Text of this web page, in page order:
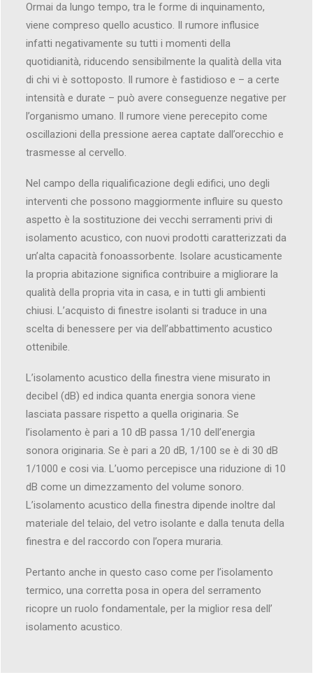
Ormai da lungo tempo, tra le forme di inquinamento,
viene compreso quello acustico. Il rumore influsice
infatti negativamente su tutti i momenti della
quotidianità, riducendo sensibilmente la qualità della vita
di chi vi è sottoposto. Il rumore è fastidioso e – a certe
intensità e durate – può avere conseguenze negative per
l’organismo umano. Il rumore viene perecepito come
oscillazioni della pressione aerea captate dall’orecchio e
trasmesse al cervello.
Nel campo della riqualificazione degli edifici, uno degli
interventi che possono maggiormente influire su questo
aspetto è la sostituzione dei vecchi serramenti privi di
isolamento acustico, con nuovi prodotti caratterizzati da
un’alta capacità fonoassorbente. Isolare acusticamente
la propria abitazione significa contribuire a migliorare la
qualità della propria vita in casa, e in tutti gli ambienti
chiusi. L’acquisto di finestre isolanti si traduce in una
scelta di benessere per via dell’abbattimento acustico
ottenibile.
L’isolamento acustico della finestra viene misurato in
decibel (dB) ed indica quanta energia sonora viene
lasciata passare rispetto a quella originaria. Se
l’isolamento è pari a 10 dB passa 1/10 dell’energia
sonora originaria. Se è pari a 20 dB, 1/100 se è di 30 dB
1/1000 e cosi via. L’uomo percepisce una riduzione di 10
dB come un dimezzamento del volume sonoro.
L’isolamento acustico della finestra dipende inoltre dal
materiale del telaio, del vetro isolante e dalla tenuta della
finestra e del raccordo con l’opera muraria.
Pertanto anche in questo caso come per l’isolamento
termico, una corretta posa in opera del serramento
ricopre un ruolo fondamentale, per la miglior resa dell’
isolamento acustico.